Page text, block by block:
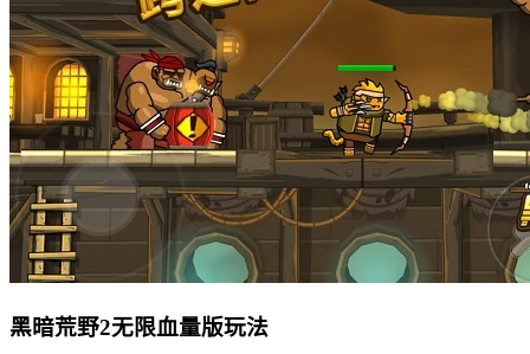
黑暗荒野2无限血量版玩法